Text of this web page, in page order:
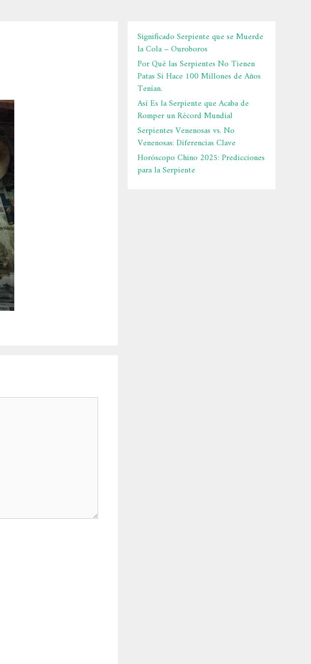
Significado Serpiente que se Muerde
la Cola – Ouroboros
Por Qué las Serpientes No Tienen
Patas Si Hace 100 Millones de Años
Tenían.
Así Es la Serpiente que Acaba de
Romper un Récord Mundial
Serpientes Venenosas vs. No
Venenosas: Diferencias Clave
Horóscopo Chino 2025: Predicciones
para la Serpiente